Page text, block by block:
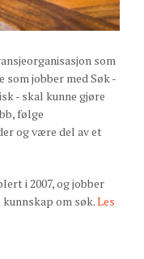
som
som jobber med Søk -
- skal kunne gjøre
følge
og være del av et
i 2007, og jobber
om søk.Les